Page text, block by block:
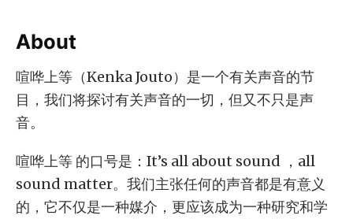
About
喧哗上等（Kenka Jouto）是一个有关声音的节
目，我们将探讨有关声音的一切，但又不只是声
音。
喧哗上等 的口号是：It’s all about sound ，all
sound matter。我们主张任何的声音都是有意义
的，它不仅是一种媒介，更应该成为一种研究和学